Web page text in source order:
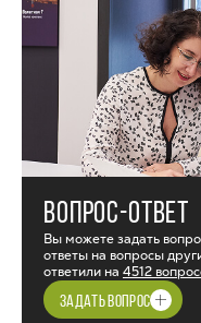
ВОПРОС-ОТВЕТ
Вы можете задать
ответы на вопросы
ответили на 4512
ЗАДАТЬ ВОПРОС